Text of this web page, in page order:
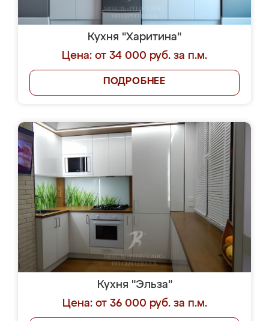
Кухня "Харитина"
Цена: от 34 000 руб. за п.м.
ПОДРОБНЕЕ
Кухня "Эльза"
Цена: от 36 000 руб. за п.м.